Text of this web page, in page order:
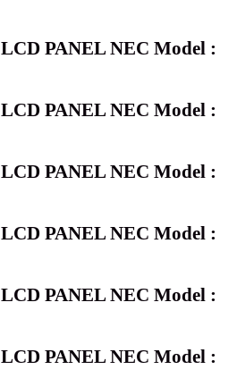
LCD PANEL NEC Model :
LCD PANEL NEC Model :
LCD PANEL NEC Model :
LCD PANEL NEC Model :
LCD PANEL NEC Model :
LCD PANEL NEC Model :